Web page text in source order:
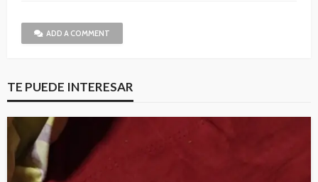
ADD A COMMENT
TE PUEDE INTERESAR